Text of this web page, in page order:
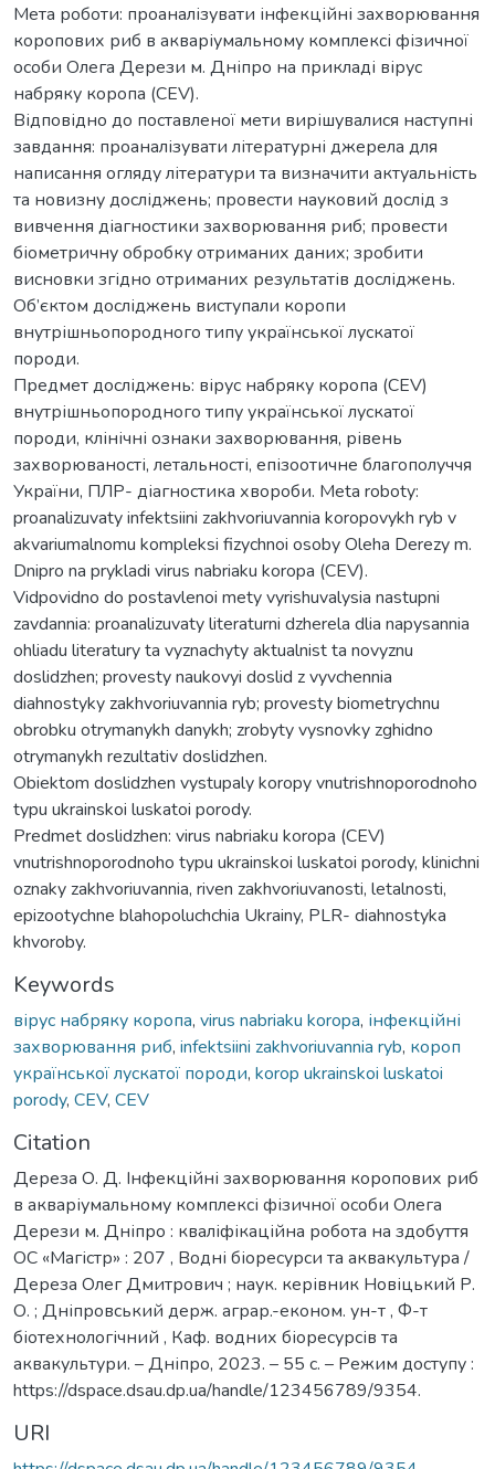
Мета роботи: проаналізувати інфекційні захворювання
коропових риб в акваріумальному комплексі фізичної
особи Олега Дерези м. Дніпро на прикладі вірус
набряку коропа (CEV).
Відповідно до поставленої мети вирішувалися наступні
завдання: проаналізувати літературні джерела для
написання огляду літератури та визначити актуальність
та новизну досліджень; провести науковий дослід з
вивчення діагностики захворювання риб; провести
біометричну обробку отриманих даних; зробити
висновки згідно отриманих результатів досліджень.
Об’єктом досліджень виступали коропи
внутрішньопородного типу української лускатої
породи.
Предмет досліджень: вірус набряку коропа (CEV)
внутрішньопородного типу української лускатої
породи, клінічні ознаки захворювання, рівень
захворюваності, летальності, епізоотичне благополуччя
України, ПЛР- діагностика хвороби. Meta roboty:
proanalizuvaty infektsiini zakhvoriuvannia koropovykh ryb v
akvariumalnomu kompleksi fizychnoi osoby Oleha Derezy m.
Dnipro na prykladi virus nabriaku koropa (CEV).
Vidpovidno do postavlenoi mety vyrishuvalysia nastupni
zavdannia: proanalizuvaty literaturni dzherela dlia napysannia
ohliadu literatury ta vyznachyty aktualnist ta novyznu
doslidzhen; provesty naukovyi doslid z vyvchennia
diahnostyky zakhvoriuvannia ryb; provesty biometrychnu
obrobku otrymanykh danykh; zrobyty vysnovky zghidno
otrymanykh rezultativ doslidzhen.
Obiektom doslidzhen vystupaly koropy vnutrishnoporodnoho
typu ukrainskoi luskatoi porody.
Predmet doslidzhen: virus nabriaku koropa (CEV)
vnutrishnoporodnoho typu ukrainskoi luskatoi porody, klinichni
oznaky zakhvoriuvannia, riven zakhvoriuvanosti, letalnosti,
epizootychne blahopoluchchia Ukrainy, PLR- diahnostyka
khvoroby.
Keywords
вірус набряку коропа, virus nabriaku koropa, інфекційні
захворювання риб, infektsiini zakhvoriuvannia ryb, короп
української лускатої породи, korop ukrainskoi luskatoi
porody, CEV, CEV
Citation
Дереза О. Д. Інфекційні захворювання коропових риб
в акваріумальному комплексі фізичної особи Олега
Дерези м. Дніпро : кваліфікаційна робота на здобуття
ОС «Магістр» : 207 , Водні біоресурси та аквакультура /
Дереза Олег Дмитрович ; наук. керівник Новіцький Р.
О. ; Дніпровський держ. аграр.-економ. ун-т , Ф-т
біотехнологічний , Каф. водних біоресурсів та
аквакультури. – Дніпро, 2023. – 55 с. – Режим доступу :
https://dspace.dsau.dp.ua/handle/123456789/9354.
URI